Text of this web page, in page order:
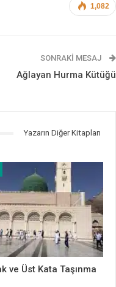
1,082
SONRAKI MESAJ
Ağlayan Hurma Kütüğü
Yazarın Diğer Kitapları
ve Üst Kata Taşınma